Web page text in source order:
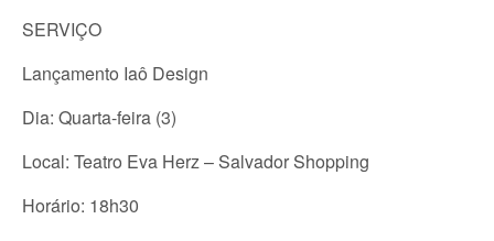
SERVIÇO
Lançamento Iaô Design
Dia: Quarta-feira (3)
Local: Teatro Eva Herz – Salvador Shopping
Horário: 18h30